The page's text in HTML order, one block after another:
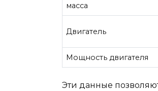
масса
Двигатель
Мощность двигателя
Эти данные